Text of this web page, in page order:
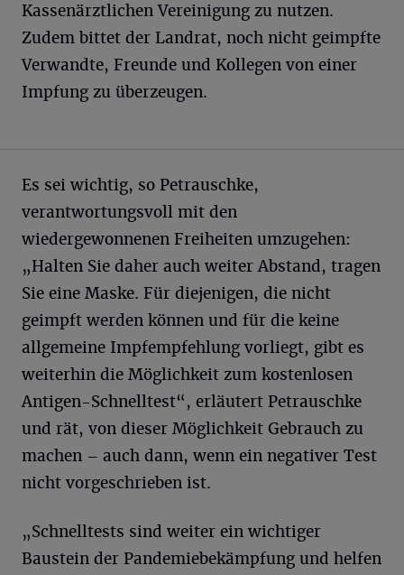
Kassenärztlichen Vereinigung zu nutzen.
Zudem bittet der Landrat, noch nicht geimpfte
Verwandte, Freunde und Kollegen von einer
Impfung zu überzeugen.
Es sei wichtig, so Petrauschke,
verantwortungsvoll mit den
wiedergewonnenen Freiheiten umzugehen:
„Halten Sie daher auch weiter Abstand, tragen
Sie eine Maske. Für diejenigen, die nicht
geimpft werden können und für die keine
allgemeine Impfempfehlung vorliegt, gibt es
weiterhin die Möglichkeit zum kostenlosen
Antigen-Schnelltest“, erläutert Petrauschke
und rät, von dieser Möglichkeit Gebrauch zu
machen – auch dann, wenn ein negativer Test
nicht vorgeschrieben ist.
„Schnelltests sind weiter ein wichtiger
Baustein der Pandemiebekämpfung und helfen